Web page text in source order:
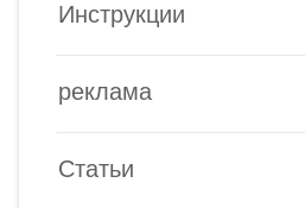
Инструкции
реклама
Статьи